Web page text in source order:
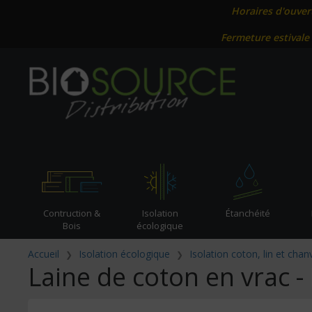
Horaires
Fermeture estivale
Contruction &
Bois
Isolation
écologique
Étanchéité
Accueil Isolation écologique Isolation coton, lin et
Laine de coton en vrac